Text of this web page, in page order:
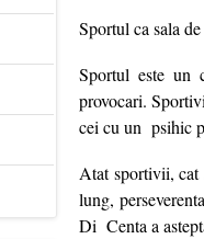
Sportul ca sala
Sportul este un
provocari.
cei cu un psihic
Atat sportivii, cat
lung,
Di Centa a